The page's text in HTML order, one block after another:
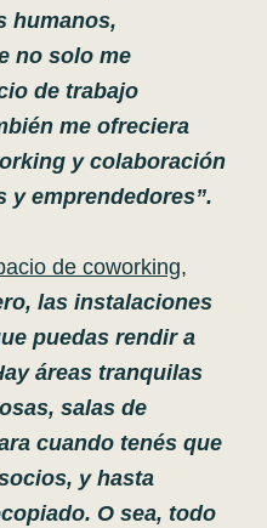
humanos,
no solo me
de trabajo
me ofreciera
y colaboración
y emprendedores”.
de coworking,
las instalaciones
puedas rendir a
áreas tranquilas
salas de
cuando tenés que
y hasta
O sea, todo